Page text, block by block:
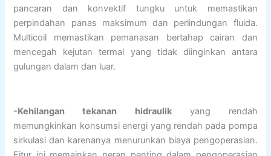
pancaran dan konvektif tungku untuk memastikan
perpindahan panas maksimum dan perlindungan fluida.
Multicoil memastikan pemanasan bertahap cairan dan
mencegah kejutan termal yang tidak diinginkan antara
gulungan dalam dan luar.
-Kehilangan tekanan hidraulikyang rendah
memungkinkan konsumsi energi yang rendah pada pompa
sirkulasi dan karenanya menurunkan biaya pengoperasian.